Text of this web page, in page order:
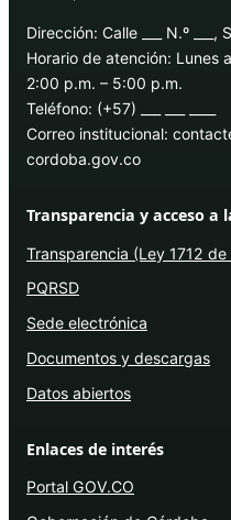
Dirección: Calle ___ N.º
Horario de atención: Lunes
2:00 p.m. – 5:00 p.m.
Teléfono: (+57) ___ ___ ____
Correo institucional:
cordoba.gov.co
Transparencia y acceso a
Transparencia (Ley 1712
PQRSD
Sede electrónica
Documentos y descargas
Datos abiertos
Enlaces de interés
Portal GOV.CO